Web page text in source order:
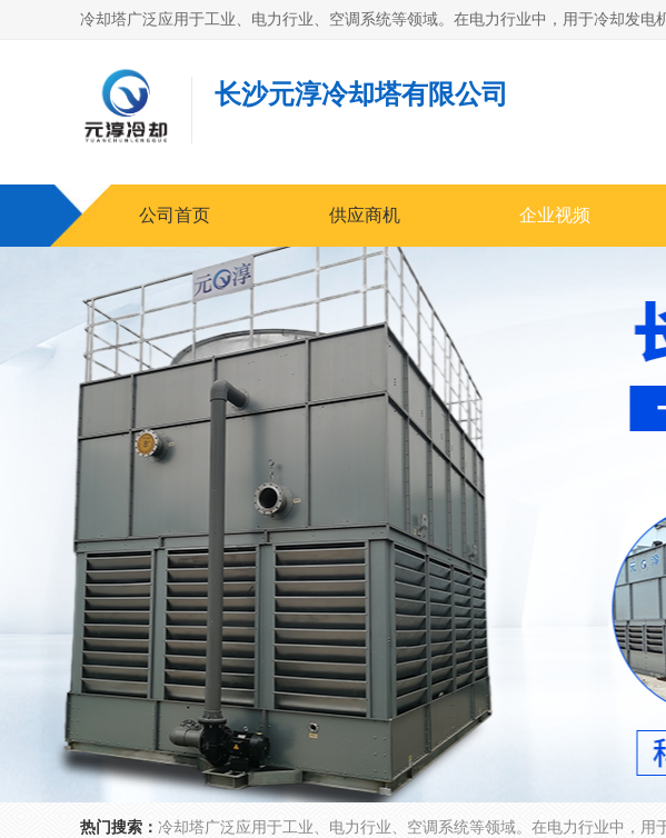
长沙元淳冷却塔有限公司
公司首页 供应商机 企业视频
热门搜索：